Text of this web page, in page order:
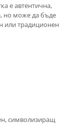
е автентична,
но може да бъде
или традиционен
символизиращ